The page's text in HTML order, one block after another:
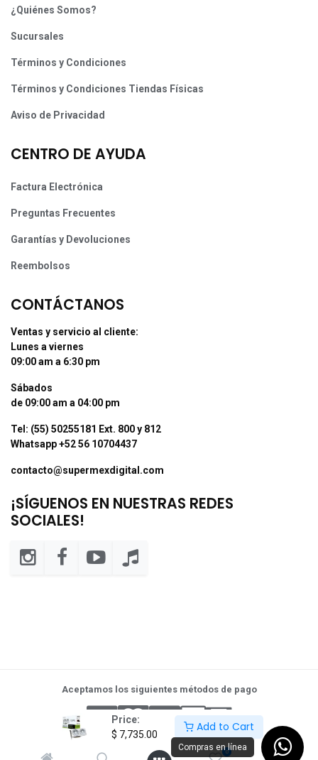
Price:
$ 7,735.00
Add to Cart
0
¿Quiénes Somos?
Sucursales
Términos y Condiciones
Términos y Condiciones Tiendas Físicas
Aviso de Privacidad
CENTRO DE AYUDA
Factura Electrónica
Preguntas Frecuentes
Garantías y Devoluciones
Reembolsos
CONTÁCTANOS
Ventas y servicio al cliente:
Lunes a viernes
09:00 am a 6:30 pm
Sábados
de 09:00 am a 04:00 pm
Tel: (55) 50255181 Ext. 800 y 812
Whatsapp +52 56 10704437
contacto@supermexdigital.com
¡SÍGUENOS EN NUESTRAS REDES
SOCIALES!
Aceptamos los siguientes métodos de pago
Compras en línea